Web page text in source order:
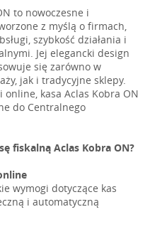
to nowoczesne i
z myślą o firmach,
szybkość działania i
Jej elegancki design
się zarówno w
jak i tradycyjne sklepy.
kasa Aclas Kobra ON
do Centralnego
fiskalną Aclas Kobra ON?
wymogi dotyczące kas
i automatyczną